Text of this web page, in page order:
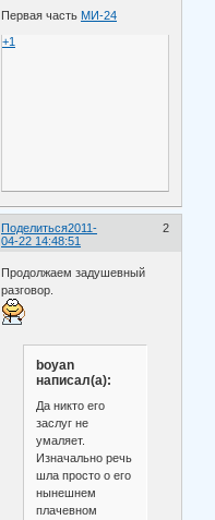
Первая часть МИ-24
+1
Поделиться 2
2011-
04-22 14:48:51
Продолжаем задушевный
разговор.
boyan
написал(а):
Да никто его
заслуг не
умаляет.
Изначально речь
шла просто о его
нынешнем
плачевном